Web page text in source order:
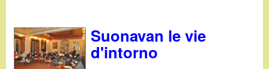
Suonavan le vie
d'intorno